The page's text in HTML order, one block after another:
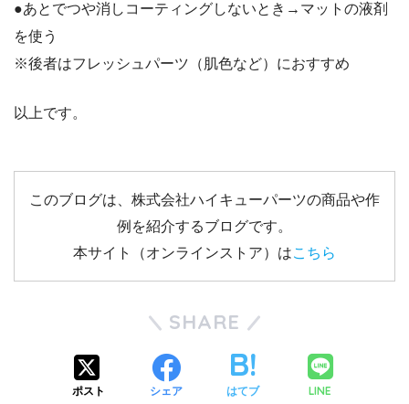
●あとでつや消しコーティングしないとき→マットの液剤
を使う
※後者はフレッシュパーツ（肌色など）におすすめ
以上です。
このブログは、株式会社ハイキューパーツの商品や作
例を紹介するブログです。
本サイト（オンラインストア）はこちら
SHARE
ポスト シェア はてブ LINE